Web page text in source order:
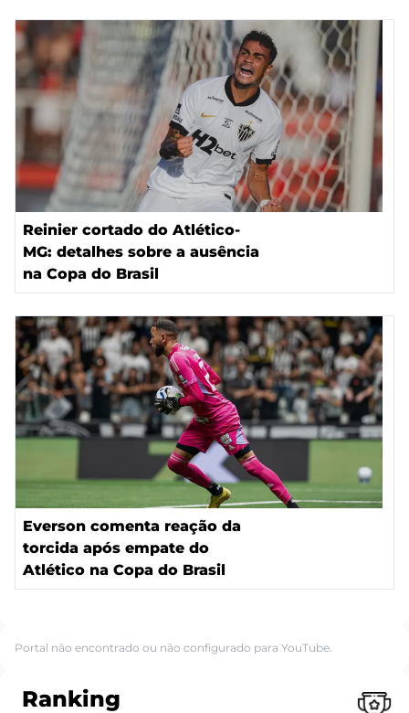
Reinier cortado do Atlético-
MG: detalhes sobre a ausência
na Copa do Brasil
Everson comenta reação da
torcida após empate do
Atlético na Copa do Brasil
Portal não encontrado ou não configurado para YouTube.
Ranking